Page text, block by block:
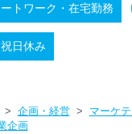
ートワーク・在宅勤務
日休み
> 企画・経営> マーケ
企画